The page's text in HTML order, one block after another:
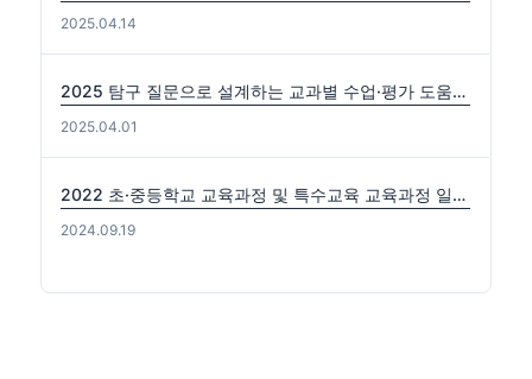
2025.04.14
2025 탐구 질문으로 설계하는 교과별 수업·평가 도움자료(국수사과)
2025.04.01
2022 초·중등학교 교육과정 및 특수교육 교육과정 일부개정 고시 (2024-0816) 출처: https://edutown.tistory.com/1594 [초등교육마을2:티스토리]
2024.09.19